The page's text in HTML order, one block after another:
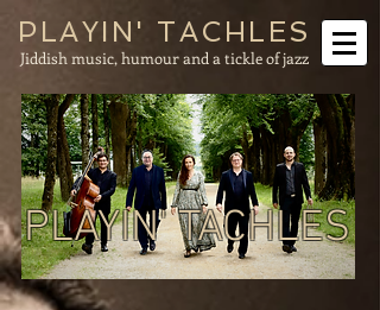
PLAYIN' TACHLES
Jiddish music, humour and a tickle of jazz
PLAYIN'
TACHLES
PLAYIN' TACHLES